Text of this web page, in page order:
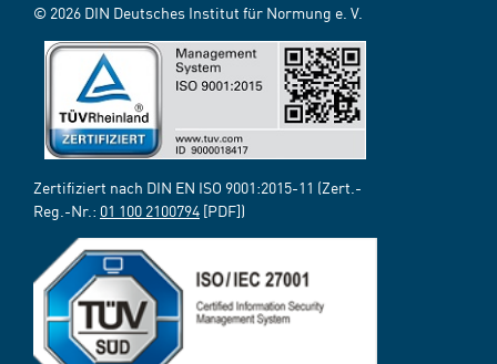
© 2026 DIN Deutsches Institut für Normung e. V.
Zertifiziert nach DIN EN ISO 9001:2015-11 (Zert.-
Reg.-Nr.: 01 100 2100794 [PDF])